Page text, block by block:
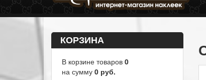
КОРЗИНА
В корзине товаров 0
на сумму 0 руб.